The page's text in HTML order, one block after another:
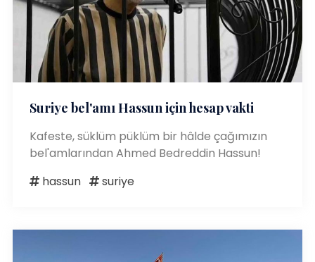
Suriye bel'amı Hassun için hesap vakti
Kafeste, süklüm püklüm bir hâlde çağımızın
bel'amlarından Ahmed Bedreddin Hassun!
hassun
suriye